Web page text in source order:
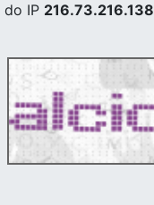
do IP 216.73.216.138